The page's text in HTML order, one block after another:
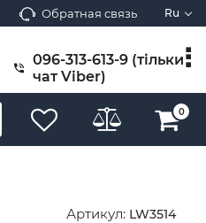
Обратная связь Ru
096-313-613-9 (тільки
чат Viber)
0
Артикул: LW3514